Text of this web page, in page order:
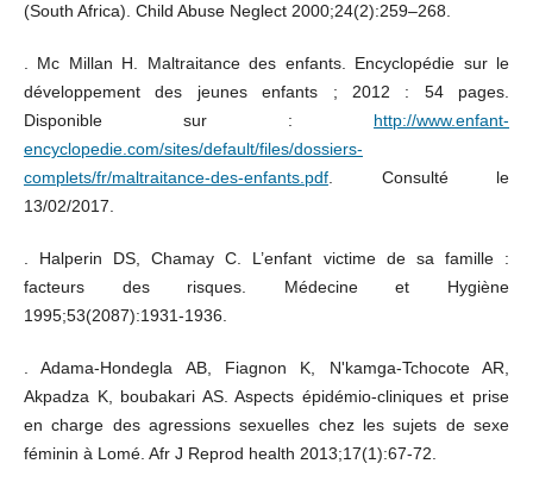
(South Africa). Child Abuse Neglect 2000;24(2):259–268.
. Mc Millan H. Maltraitance des enfants. Encyclopédie sur le
développement des jeunes enfants ; 2012 : 54 pages.
Disponible sur : http://www.enfant-
encyclopedie.com/sites/default/files/dossiers-
complets/fr/maltraitance-des-enfants.pdf. Consulté le
13/02/2017.
. Halperin DS, Chamay C. L’enfant victime de sa famille :
facteurs des risques. Médecine et Hygiène
1995;53(2087):1931-1936.
. Adama-Hondegla AB, Fiagnon K, N'kamga-Tchocote AR,
Akpadza K, boubakari AS. Aspects épidémio-cliniques et prise
en charge des agressions sexuelles chez les sujets de sexe
féminin à Lomé. Afr J Reprod health 2013;17(1):67-72.